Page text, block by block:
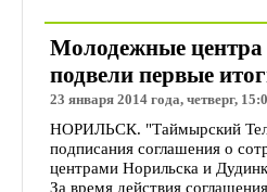
Молодежные
подвели первые
23 января 2014 года, четверг,
НОРИЛЬСК. "Таймырский
подписания соглашения о
центрами Норильска и
За время действия